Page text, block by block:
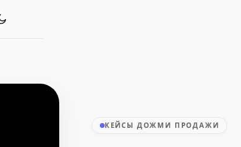
Переключить тему оформления
КЕЙСЫ ДОЖМИ ПРОДАЖИ